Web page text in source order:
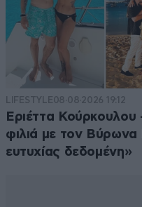
LIFESTYLE08·08·2026 19:12
Εριέττα Κούρκουλου
φιλιά με τον Βύρωνα
ευτυχίας δεδομένη»